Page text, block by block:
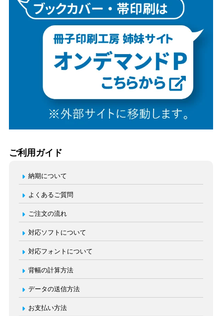
ご利用ガイド
納期について
よくあるご質問
ご注文の流れ
対応ソフトについて
対応フォントについて
背幅の計算方法
データの送信方法
お支払い方法